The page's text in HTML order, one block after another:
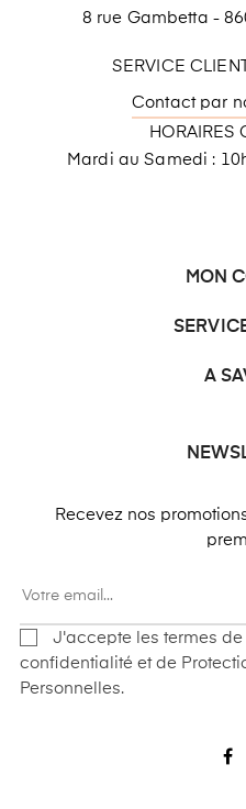
8 rue Gambetta -
SERVICE
Contact par
HORAIRES
Mardi au Samedi :
MON
A
Recevez nos
J'accepte les termes
confidentialité et de
Personnelles.